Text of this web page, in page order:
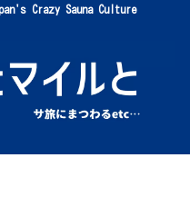
Crazy Sauna Culture